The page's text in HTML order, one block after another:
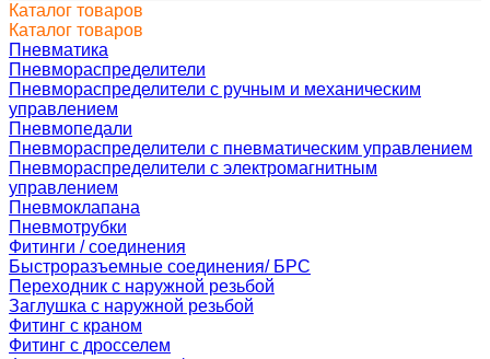
Каталог товаров
Каталог товаров
Пневматика
Пневмораспределители
Пневмораспределители с ручным и механическим
управлением
Пневмопедали
Пневмораспределители с пневматическим управлением
Пневмораспределители с электромагнитным
управлением
Пневмоклапана
Пневмотрубки
Фитинги / соединения
Быстроразъемные соединения/ БРС
Переходник с наружной резьбой
Заглушка с наружной резьбой
Фитинг с краном
Фитинг с дросселем